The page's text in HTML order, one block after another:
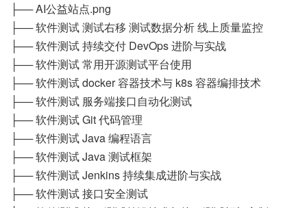
├── AI公益站点.png
├── 软件测试 测试右移 测试数据分析 线上质量监控
├── 软件测试 持续交付 DevOps 进阶与实战
├── 软件测试 常用开源测试平台使用
├── 软件测试 docker 容器技术与 k8s 容器编排技术
├── 软件测试 服务端接口自动化测试
├── 软件测试 Git 代码管理
├── 软件测试 Java 编程语言
├── 软件测试 Java 测试框架
├── 软件测试 Jenkins 持续集成进阶与实战
├── 软件测试 接口安全测试